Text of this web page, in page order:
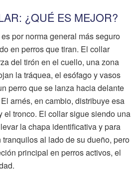
¿QUÉ ES MEJOR?
por norma general más seguro
en perros que tiran. El collar
del tirón en el cuello, una zona
la tráquea, el esófago y vasos
perro que se lanza hacia delante
arnés, en cambio, distribuye esa
el tronco. El collar sigue siendo una
la chapa identificativa y para
al lado de su dueño, pero
principal en perros activos, el